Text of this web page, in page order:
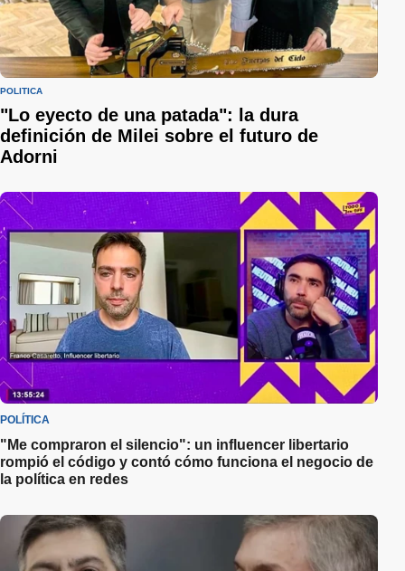
POLÍTICA
"Lo eyecto de una patada": la dura
definición de Milei sobre el futuro de
Adorni
POLÍTICA
"Me compraron el silencio": un influencer libertario
rompió el código y contó cómo funciona el negocio de
la política en redes